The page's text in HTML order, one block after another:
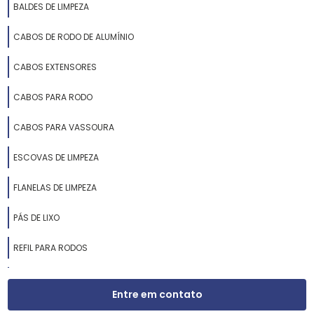
BALDES DE LIMPEZA
CABOS DE RODO DE ALUMÍNIO
CABOS EXTENSORES
CABOS PARA RODO
CABOS PARA VASSOURA
ESCOVAS DE LIMPEZA
FLANELAS DE LIMPEZA
PÁS DE LIXO
REFIL PARA RODOS
RODOS DE ALUMÍNIO
RODOS DE BORRACHA
Entre em contato